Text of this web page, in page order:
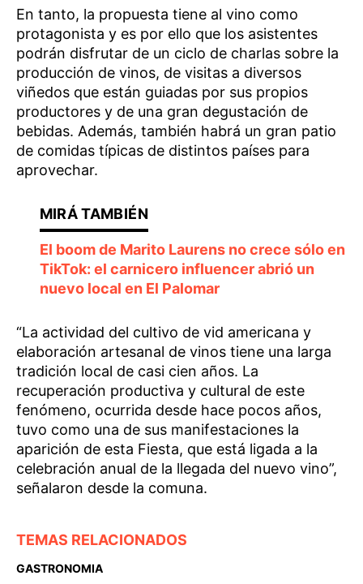
En tanto, la propuesta tiene al vino como
protagonista y es por ello que los asistentes
podrán disfrutar de un ciclo de charlas sobre la
producción de vinos, de visitas a diversos
viñedos que están guiadas por sus propios
productores y de una gran degustación de
bebidas. Además, también habrá un gran patio
de comidas típicas de distintos países para
aprovechar.
El boom de Marito Laurens no crece sólo en
TikTok: el carnicero influencer abrió un
nuevo local en El Palomar
“La actividad del cultivo de vid americana y
elaboración artesanal de vinos tiene una larga
tradición local de casi cien años. La
recuperación productiva y cultural de este
fenómeno, ocurrida desde hace pocos años,
tuvo como una de sus manifestaciones la
aparición de esta Fiesta, que está ligada a la
celebración anual de la llegada del nuevo vino”,
señalaron desde la comuna.
TEMAS RELACIONADOS
GASTRONOMIA